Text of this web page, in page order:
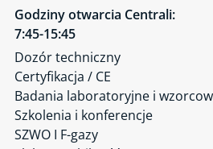
przenośne do badań okresowych
Inspekcja dobrowolna zakładu
przenośne
Audyt energetyczny przedsiębiorstwa
Nadzór inżynierski
Ocena zakładu przygotowującego
potwierdzenia ciśnienia nastawy
Godziny otwarcia Centrali:
7:45-15:45
Dozór techniczny
Certyfikacja / CE
Badania laboratoryjne i
Szkolenia i konferencje
SZWO I F-gazy